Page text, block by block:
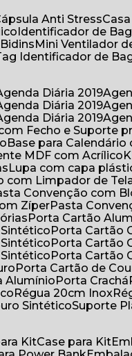
Cápsula Anti Stress
Identificador de
Mini Ventilador
Tag Identificador de
Agenda Diária 2019
Agenda Diária 2019
Agenda Diária 2019
com Fecho e Suporte
Base para
MDF com Acrílico
Lupa com capa
com Limpador de
Convenção com
Zíper
Pasta
Porta Cartão
Sintético
Porta Cartão
Sintético
Porta Cartão
Sintético
Porta Cartão
Porta Cartão de
Alumínio
Porta Crachá
Régua 20cm Inox
Sintético
Suporte
Kit Case para Kit